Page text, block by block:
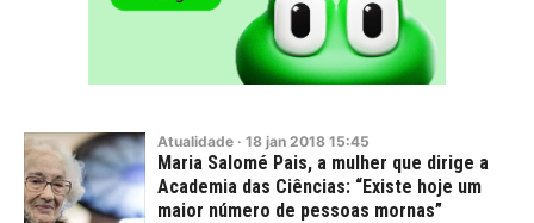
Atualidade · 18 jan 2018 15:45
Maria Salomé Pais, a mulher que dirige a
Academia das Ciências: “Existe hoje um
maior número de pessoas mornas”